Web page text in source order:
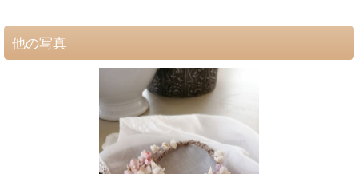
他の写真